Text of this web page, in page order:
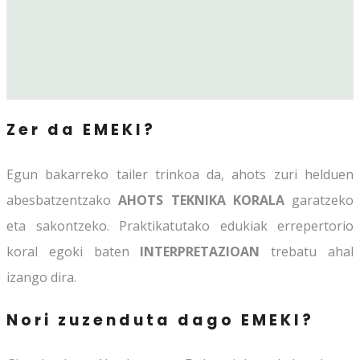
Zer da EMEKI?
Egun bakarreko tailer trinkoa da, ahots zuri helduen
abesbatzentzako AHOTS TEKNIKA KORALA garatzeko
eta sakontzeko. Praktikatutako edukiak errepertorio
koral egoki baten
INTERPRETAZIOAN
trebatu ahal
izango dira.
Nori zuzenduta dago EMEKI?